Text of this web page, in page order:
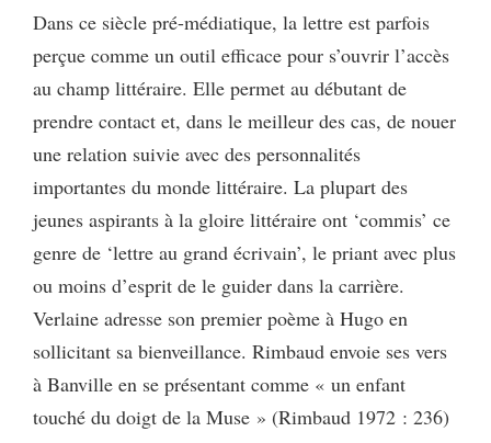
Dans ce siècle pré-médiatique, la lettre est parfois
perçue comme un outil efficace pour s’ouvrir l’accès
au champ littéraire. Elle permet au débutant de
prendre contact et, dans le meilleur des cas, de nouer
une relation suivie avec des personnalités
importantes du monde littéraire. La plupart des
jeunes aspirants à la gloire littéraire ont ‘commis’ ce
genre de ‘lettre au grand écrivain’, le priant avec plus
ou moins d’esprit de le guider dans la carrière.
Verlaine adresse son premier poème à Hugo en
sollicitant sa bienveillance. Rimbaud envoie ses vers
à Banville en se présentant comme « un enfant
touché du doigt de la Muse » (Rimbaud 1972 : 236)